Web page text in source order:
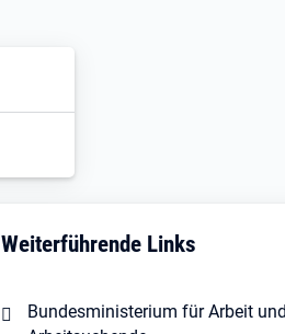
Weiterführende Links
Bundesministerium für Arbeit